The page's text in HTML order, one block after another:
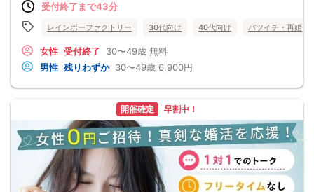
受付終了まで43分
レインボーファクトリー 30代向け 40代向け バツイチ・再婚
女性 受付終了 30〜49歳 無料
男性 残りわずか 30〜49歳 6,900円
開催確定 早割中！